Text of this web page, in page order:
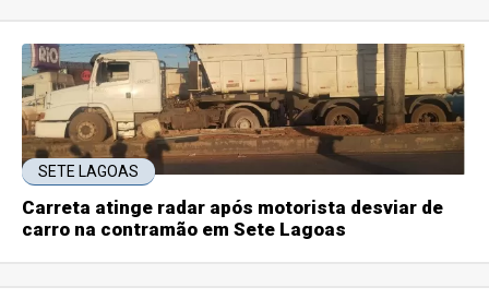
SETE LAGOAS
Carreta atinge radar após motorista desviar de
carro na contramão em Sete Lagoas